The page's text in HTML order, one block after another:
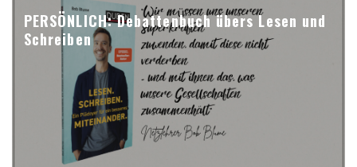
PERSÖNLICH: Debattenbuch übers Lesen und
Schreiben